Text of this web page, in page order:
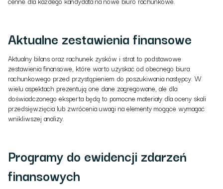
Aktualne zestawienia finansowe
Aktualny bilans oraz rachunek zysków i strat to podstawowe
zestawienia finansowe, które warto uzyskać od obecnego biura
rachunkowego przed przystąpieniem do poszukiwania następcy. W
wielu aspektach prezentują one dane zagregowane, ale dla
doświadczonego eksperta będą to pomocne materiały dla oceny skali
przedsięwzięcia lub zwrócenia uwagi na elementy mogące wymagać
wnikliwszej analizy.
Programy do ewidencji zdarzeń
finansowych